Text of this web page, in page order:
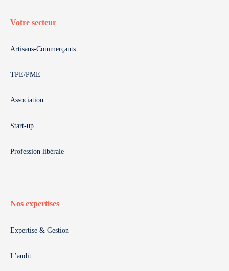
Votre secteur
Artisans-Commerçants
TPE/PME
Association
Start-up
Profession libérale
Nos expertises
Expertise & Gestion
L’audit